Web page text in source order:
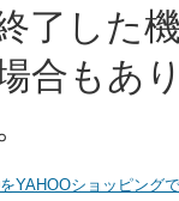
了した
合もあ
YAHOOショッピング